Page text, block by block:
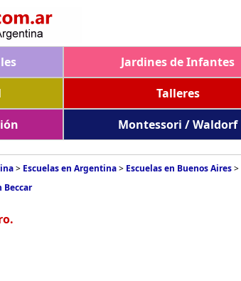
Jardines de Infantes
Talleres
Montessori / Waldorf
> Escuelas en Argentina> Escuelas en Buenos Aires>
Beccar